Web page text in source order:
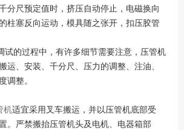
分尺预定值时，挤压自动停止，电磁换向
柱塞反向运动，模具随之张开，扣压胶管
的过程中，有许多细节需要注意，压管机
运、安装、千分尺、压力的调整、注油、
调整。
机适宜采用叉车搬运，并以压管机底部受
。严禁搬抬压管机头及电机、电器箱部